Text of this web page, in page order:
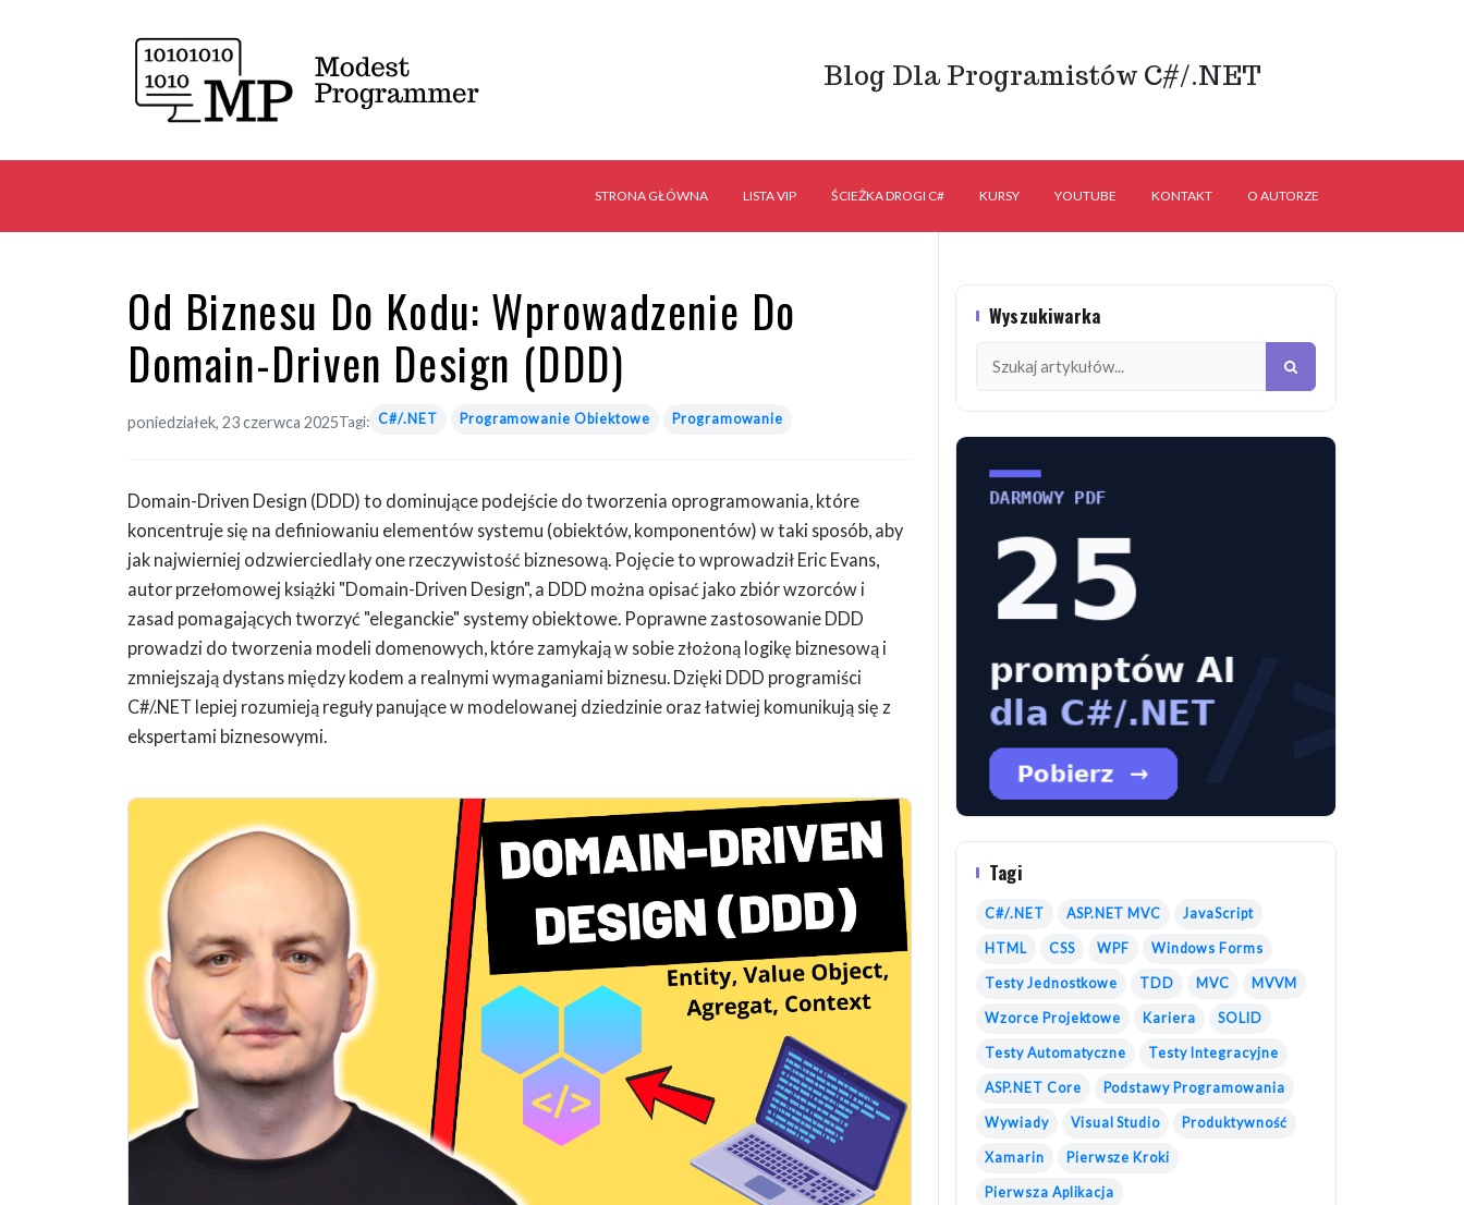
Blog Dla Programistów C#/.NET
STRONA GŁÓWNA LISTA VIP ŚCIEŻKA DROGI C# KURSY YOUTUBE KONTAKT O AUTORZE
Od Biznesu Do Kodu: Wprowadzenie Do
Domain-Driven Design (DDD)
poniedziałek, 23 czerwca 2025Tagi: C#/.NET Programowanie Obiektowe Programowanie
Domain-Driven Design (DDD) to dominujące podejście do tworzenia oprogramowania, które
koncentruje się na definiowaniu elementów systemu (obiektów, komponentów) w taki sposób, aby
jak najwierniej odzwierciedlały one rzeczywistość biznesową. Pojęcie to wprowadził Eric Evans,
autor przełomowej książki "Domain-Driven Design", a DDD można opisać jako zbiór wzorców i
zasad pomagających tworzyć "eleganckie" systemy obiektowe. Poprawne zastosowanie DDD
prowadzi do tworzenia modeli domenowych, które zamykają w sobie złożoną logikę biznesową i
zmniejszają dystans między kodem a realnymi wymaganiami biznesu. Dzięki DDD programiści
C#/.NET lepiej rozumieją reguły panujące w modelowanej dziedzinie oraz łatwiej komunikują się z
ekspertami biznesowymi.
Wyszukiwarka
Tagi
C#/.NET ASP.NET MVC JavaScript
HTML CSS WPF Windows Forms
Testy Jednostkowe TDD MVC MVVM
Wzorce Projektowe Kariera SOLID
Testy Automatyczne Testy Integracyjne
ASP.NET Core Podstawy Programowania
Wywiady Visual Studio Produktywność
Xamarin Pierwsze Kroki
Pierwsza Aplikacja